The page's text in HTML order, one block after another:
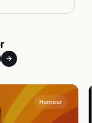
Humour